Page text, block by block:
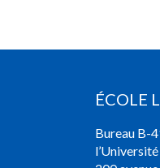
ÉCOLE
Bureau B-